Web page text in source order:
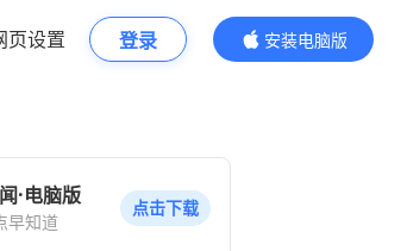
页设置 登录
安装电脑版
内容更精彩
·电脑版
早知道
点击下载